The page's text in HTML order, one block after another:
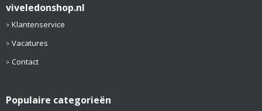
viveledonshop.nl
Klantenservice
Vacatures
Contact
Populaire categorieën